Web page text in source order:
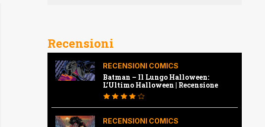
Recensioni
RECENSIONI COMICS
Batman – Il Lungo Halloween:
L’Ultimo Halloween | Recensione
RECENSIONI COMICS